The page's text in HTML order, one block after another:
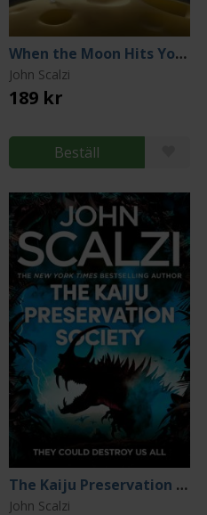
When the Moon Hits Your Eye
John Scalzi
189 kr
Beställ
The Kaiju Preservation Society
John Scalzi